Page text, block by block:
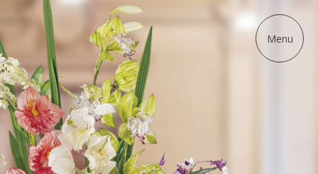
ディップアート協会
Menu